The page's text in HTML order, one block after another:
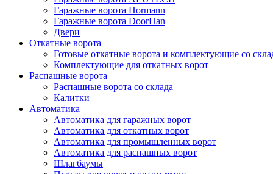
Гаражные ворота Hormann
Гаражные ворота DoorHan
Двери
Откатные ворота
Готовые откатные ворота и комплектующие со
Комплектующие для откатных ворот
Распашные ворота
Распашные ворота со склада
Калитки
Автоматика
Автоматика для гаражных ворот
Автоматика для откатных ворот
Автоматика для промышленных ворот
Автоматика для распашных ворот
Шлагбаумы